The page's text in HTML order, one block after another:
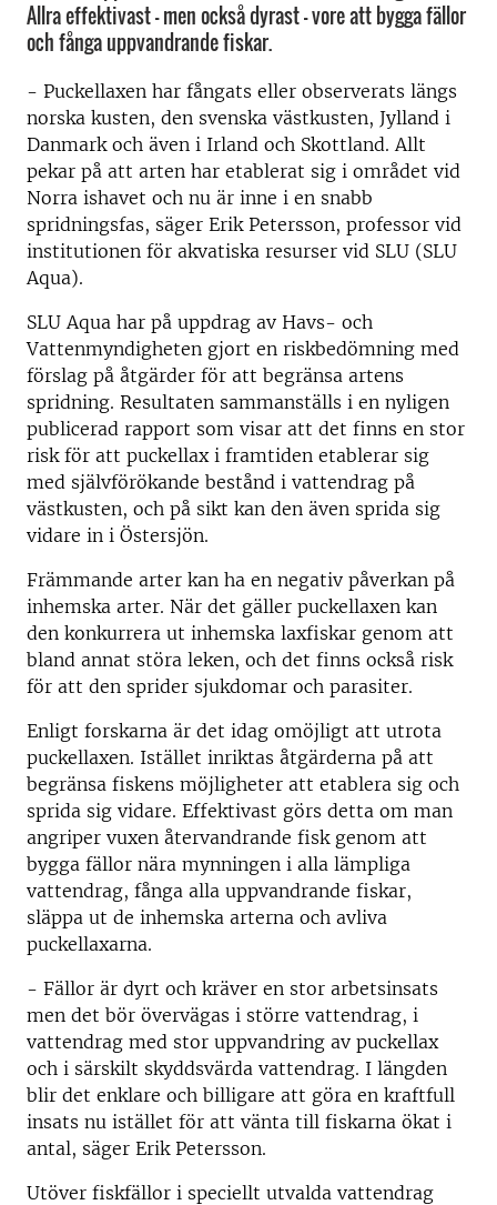
Allra effektivast – men också dyrast – vore att bygga fällor
och fånga uppvandrande fiskar.
- Puckellaxen har fångats eller observerats längs
norska kusten, den svenska västkusten, Jylland i
Danmark och även i Irland och Skottland. Allt
pekar på att arten har etablerat sig i området vid
Norra ishavet och nu är inne i en snabb
spridningsfas, säger Erik Petersson, professor vid
institutionen för akvatiska resurser vid SLU (SLU
Aqua).
SLU Aqua har på uppdrag av Havs- och
Vattenmyndigheten gjort en riskbedömning med
förslag på åtgärder för att begränsa artens
spridning. Resultaten sammanställs i en nyligen
publicerad rapport som visar att det finns en stor
risk för att puckellax i framtiden etablerar sig
med självförökande bestånd i vattendrag på
västkusten, och på sikt kan den även sprida sig
vidare in i Östersjön.
Främmande arter kan ha en negativ påverkan på
inhemska arter. När det gäller puckellaxen kan
den konkurrera ut inhemska laxfiskar genom att
bland annat störa leken, och det finns också risk
för att den sprider sjukdomar och parasiter.
Enligt forskarna är det idag omöjligt att utrota
puckellaxen. Istället inriktas åtgärderna på att
begränsa fiskens möjligheter att etablera sig och
sprida sig vidare. Effektivast görs detta om man
angriper vuxen återvandrande fisk genom att
bygga fällor nära mynningen i alla lämpliga
vattendrag, fånga alla uppvandrande fiskar,
släppa ut de inhemska arterna och avliva
puckellaxarna.
- Fällor är dyrt och kräver en stor arbetsinsats
men det bör övervägas i större vattendrag, i
vattendrag med stor uppvandring av puckellax
och i särskilt skyddsvärda vattendrag. I längden
blir det enklare och billigare att göra en kraftfull
insats nu istället för att vänta till fiskarna ökat i
antal, säger Erik Petersson.
Utöver fiskfällor i speciellt utvalda vattendrag